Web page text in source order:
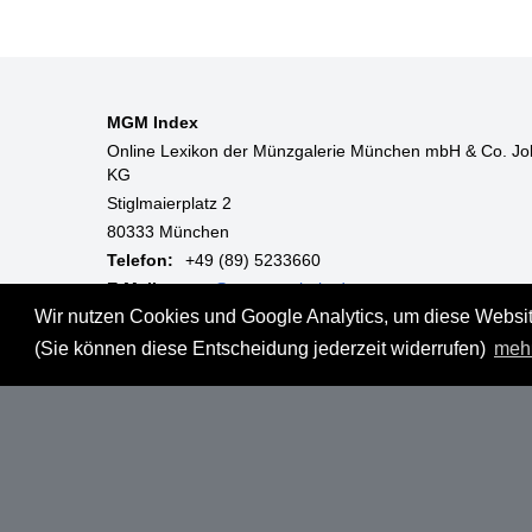
Wir nutzen Cookies und Google Analytics, um diese
(Sie können diese Entscheidung jederzeit widerrufen)
MGM Index
Online Lexikon der Münzgalerie München mbH & Co.
KG
Stiglmaierplatz 2
80333 München
Telefon:
+49 (89) 5233660
E-Mail:
mgm@muenzgalerie.de
Mo-Fr:
9:00 - 18:00 Uhr